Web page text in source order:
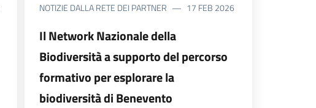
NOTIZIE DALLA RETE DEI PARTNER 17 FEB 2026
Il Network Nazionale della
Biodiversità a supporto del percorso
formativo per esplorare la
biodiversità di Benevento